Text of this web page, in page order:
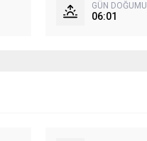
GÜN DOĞUMU
06:01